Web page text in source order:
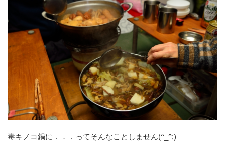
毒キノコ鍋に．．．ってそんなことしません(^_^;)